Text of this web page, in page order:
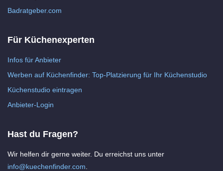
Badratgeber.com
Für Küchenexperten
Infos für Anbieter
Werben auf Küchenfinder: Top-Platzierung für Ihr Küchenstudio
Küchenstudio eintragen
Anbieter-Login
Hast du Fragen?
Wir helfen dir gerne weiter. Du erreichst uns unter
info@kuechenfinder.com